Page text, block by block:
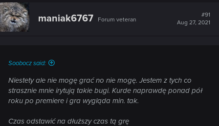
c
t
i
o
maniak6767 Forum veteran
#91
Aug 27, 2021
Soobocz said:
Niestety ale nie mogę grać no nie mogę. Jestem z tych co
strasznie mnie irytują takie bugi. Kurde naprawdę ponad pół
roku po premiere i gra wygląda min. tak.
Czas odstawić na dłuższy czas tą grę